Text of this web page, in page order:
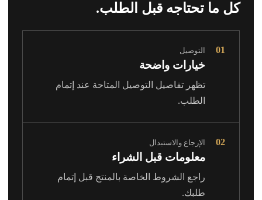
كل ما تحتاجه قبل الطلب.
01 التوصيل
خيارات واضحة
تظهر تفاصيل التوصيل المتاحة عند إتمام
الطلب.
02 الإرجاع والاستبدال
معلومات قبل الشراء
راجع الشروط الخاصة بالمنتج قبل إتمام
طلبك.